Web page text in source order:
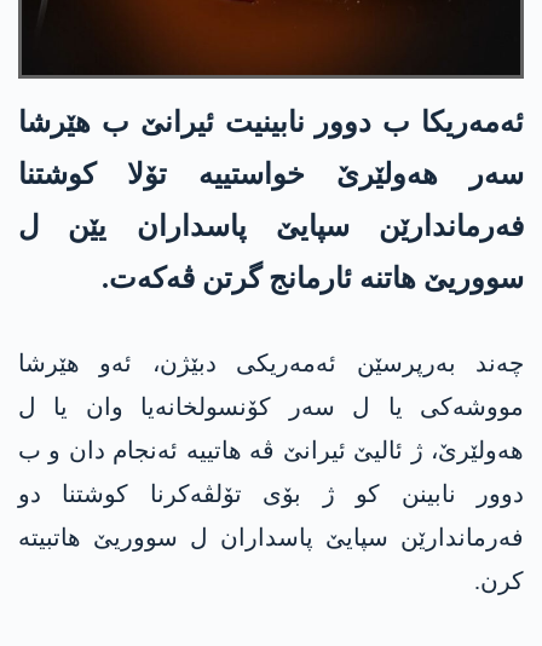
ئه‌مه‌ریكا ب دوور نابینیت ئیرانێ ب هێرشا
سه‌ر هه‌ولێرێ خواستییه‌ تۆلا كوشتنا
فه‌رماندارێن سپایێ پاسداران یێن ل
سووریێ هاتنه‌ ئارمانج گرتن ڤه‌كه‌ت.
چەند بەرپرسێن ئه‌مه‌ریكی دبێژن، ئەو هێرشا
مووشەکی یا ل سەر کۆنسولخانەیا وان یا ل
هەولێرێ، ژ ئالیێ ئیرانێ ڤە هاتییە ئەنجام دان و ب
دوور نابینن كو ژ بۆی تۆلڤه‌كرنا كوشتنا دو
فه‌رماندارێن سپایێ پاسداران ل سووریێ هاتبیته‌
كرن.